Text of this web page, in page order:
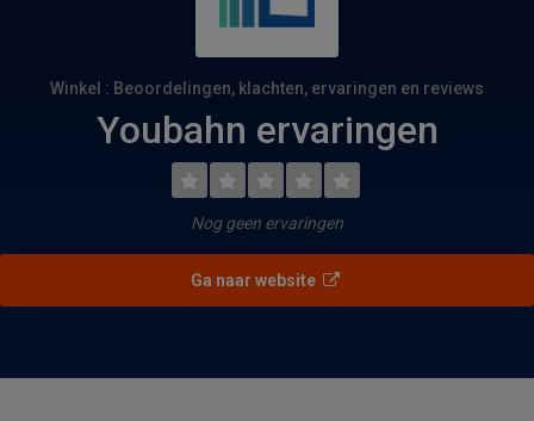
Winkel : Beoordelingen, klachten, ervaringen en reviews
Youbahn ervaringen
Nog geen ervaringen
Ga naar website